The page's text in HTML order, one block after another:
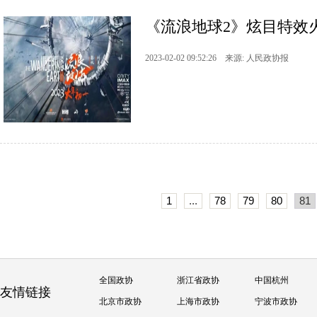
《流浪地球2》炫目特
2023-02-02 09:52:26 来源: 人民政协报
1 ... 78 79 80 81
友情链接
全国政协 浙江省政协 中国杭州
北京市政协 上海市政协 宁波市政协